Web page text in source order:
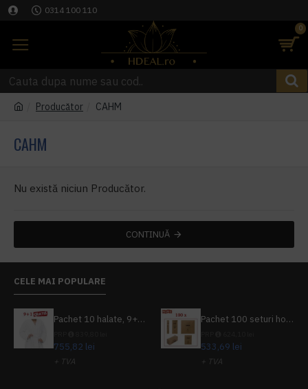
0314 100 110
0
Producător CAHM
CAHM
Nu există niciun Producător.
CONTINUĂ
CELE MAI POPULARE
Pachet 10 halate, 9+1 gratuit
755,82 lei
+ TVA
Pachet 100 seturi hoteliere, set dentar, set barbierit, casca de dus, pila unghii, set cusut
533,69 lei
+ TVA